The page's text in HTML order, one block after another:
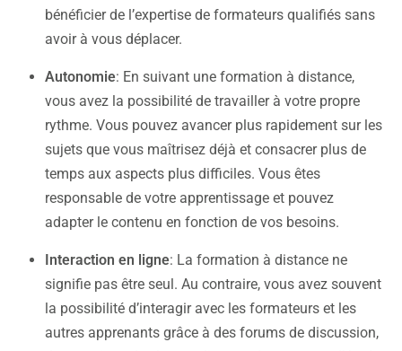
bénéficier de l’expertise de formateurs qualifiés sans
avoir à vous déplacer.
Autonomie: En suivant une formation à distance,
vous avez la possibilité de travailler à votre propre
rythme. Vous pouvez avancer plus rapidement sur les
sujets que vous maîtrisez déjà et consacrer plus de
temps aux aspects plus difficiles. Vous êtes
responsable de votre apprentissage et pouvez
adapter le contenu en fonction de vos besoins.
Interaction en ligne: La formation à distance ne
signifie pas être seul. Au contraire, vous avez souvent
la possibilité d’interagir avec les formateurs et les
autres apprenants grâce à des forums de discussion,